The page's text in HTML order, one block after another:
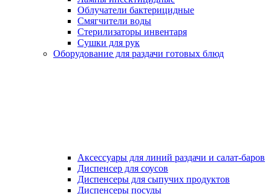
Облучатели бактерицидные
Смягчители воды
Стерилизаторы инвентаря
Сушки для рук
Оборудование для раздачи готовых блюд
Аксессуары для линий раздачи и салат-баров
Диспенсер для соусов
Диспенсеры для сыпучих продуктов
Диспенсеры посуды